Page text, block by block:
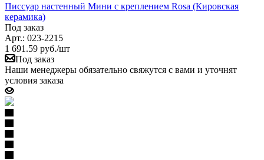
Писсуар настенный Мини с креплением Rosa (Кировская
керамика)
Под заказ
Арт.: 023-2215
1 691.59 руб./шт
Под заказ
Наши менеджеры обязательно свяжутся с вами и уточнят
условия заказа